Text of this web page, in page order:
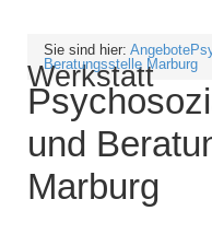
Werkstatt
Sie sind hier: Angebote
Beratungsstelle Marburg
und
Marburg